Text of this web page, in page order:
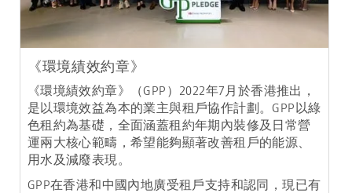
《環境績效約章》
《環境績效約章》（GPP）2022年7月於香港推出，
是以環境效益為本的業主與租戶協作計劃。GPP以綠
色租約為基礎，全面涵蓋租約年期內裝修及日常營
運兩大核心範疇，希望能夠顯著改善租戶的能源、
用水及減廢表現。
GPP在香港和中國內地廣受租戶支持和認同，現已有